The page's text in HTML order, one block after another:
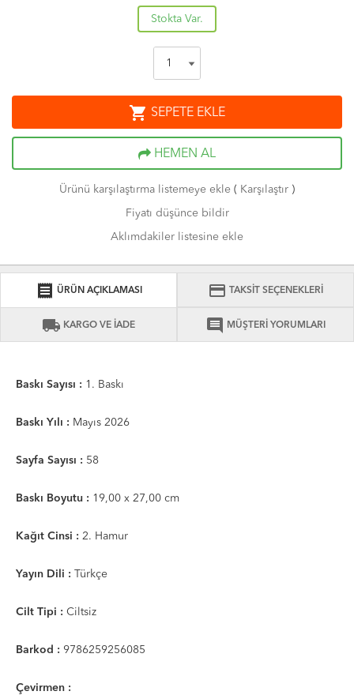
Stokta Var.
shopping_cart SEPETE EKLE
HEMEN AL
Ürünü karşılaştırma listemeye ekle ( Karşılaştır )
Fiyatı düşünce bildir
Aklımdakiler listesine ekle
receipt ÜRÜN AÇIKLAMASI credit_card TAKSİT SEÇENEKLERİ
local_shipping KARGO VE İADE comment MÜŞTERİ YORUMLARI
Baskı Sayısı : 1. Baskı
Baskı Yılı : Mayıs 2026
Sayfa Sayısı : 58
Baskı Boyutu : 19,00 x 27,00 cm
Kağıt Cinsi : 2. Hamur
Yayın Dili : Türkçe
Cilt Tipi : Ciltsiz
Barkod : 9786259256085
Çevirmen :